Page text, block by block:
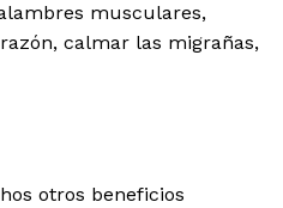
musculares,
calmar las migrañas,
otros beneficios